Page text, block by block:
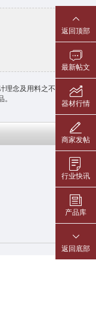
返回顶部
最新帖文
器材行情
商家发帖
行业快讯
产品库
返回底部
理念及用料之不妥协，其
更多